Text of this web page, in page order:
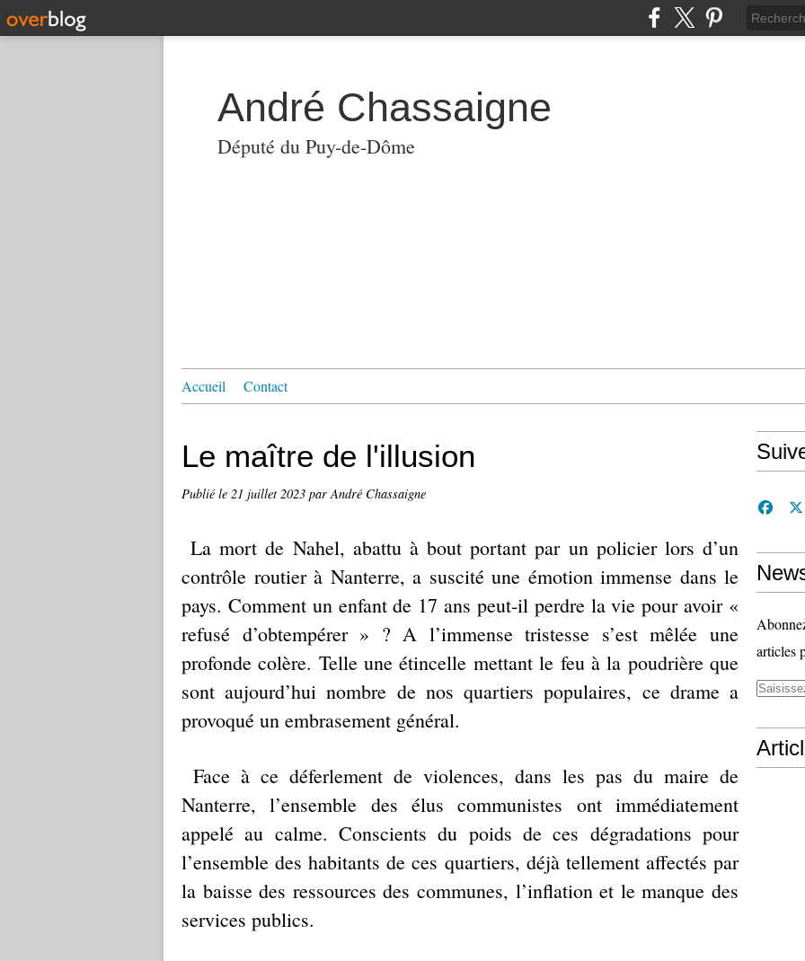
André Chassaigne
Député du Puy-de-Dôme
Accueil Contact
Le maître de l'illusion
Publié le 21 juillet 2023 par André Chassaigne
La mort de Nahel, abattu à bout portant par un policier lors d’un
contrôle routier à Nanterre, a suscité une émotion immense dans le
pays. Comment un enfant de 17 ans peut-il perdre la vie pour avoir «
refusé d’obtempérer » ? A l’immense tristesse s’est mêlée une
profonde colère. Telle une étincelle mettant le feu à la poudrière que
sont aujourd’hui nombre de nos quartiers populaires, ce drame a
provoqué un embrasement général.
Face à ce déferlement de violences, dans les pas du maire de
Nanterre, l’ensemble des élus communistes ont immédiatement
appelé au calme. Conscients du poids de ces dégradations pour
l’ensemble des habitants de ces quartiers, déjà tellement affectés par
la baisse des ressources des communes, l’inflation et le manque des
services publics.
articles